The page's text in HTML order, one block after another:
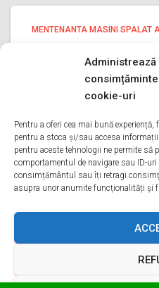
Administrează
cookie-uri
Pentru a oferi cea mai bună
pentru a stoca și/sau accesa
pentru aceste tehnologii ne permite să
comportamentul de navigare sau ID-
consimțământul sau îți retragi
asupra unor anumite funcționalități și
MENTENANTA MASINI SPALAT
Mentenanta masini spalat
ILFOV Aveti o problema cu
Tot ce trebuie sa faceti este
DESPRE NOI
GDPR